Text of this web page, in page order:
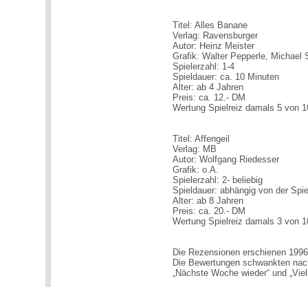
Titel: Alles Banane
Verlag: Ravensburger
Autor: Heinz Meister
Grafik: Walter Pepperle, Michael
Spielerzahl: 1-4
Spieldauer: ca. 10 Minuten
Alter: ab 4 Jahren
Preis: ca. 12.- DM
Wertung Spielreiz damals 5 von
Titel: Affengeil
Verlag: MB
Autor: Wolfgang Riedesser
Grafik: o.A.
Spielerzahl: 2- beliebig
Spieldauer: abhängig von der
Alter: ab 8 Jahren
Preis: ca. 20.- DM
Wertung Spielreiz damals 3 von
Die Rezensionen erschienen
Die Bewertungen schwankten
„Nächste Woche wieder“ und